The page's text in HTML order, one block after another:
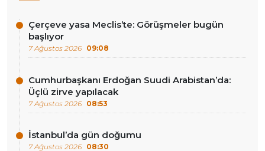
Çerçeve yasa Meclis’te: Görüşmeler bugün
başlıyor
7 Ağustos 2026 09:08
Cumhurbaşkanı Erdoğan Suudi Arabistan’da:
Üçlü zirve yapılacak
7 Ağustos 2026 08:53
İstanbul’da gün doğumu
7 Ağustos 2026 08:30